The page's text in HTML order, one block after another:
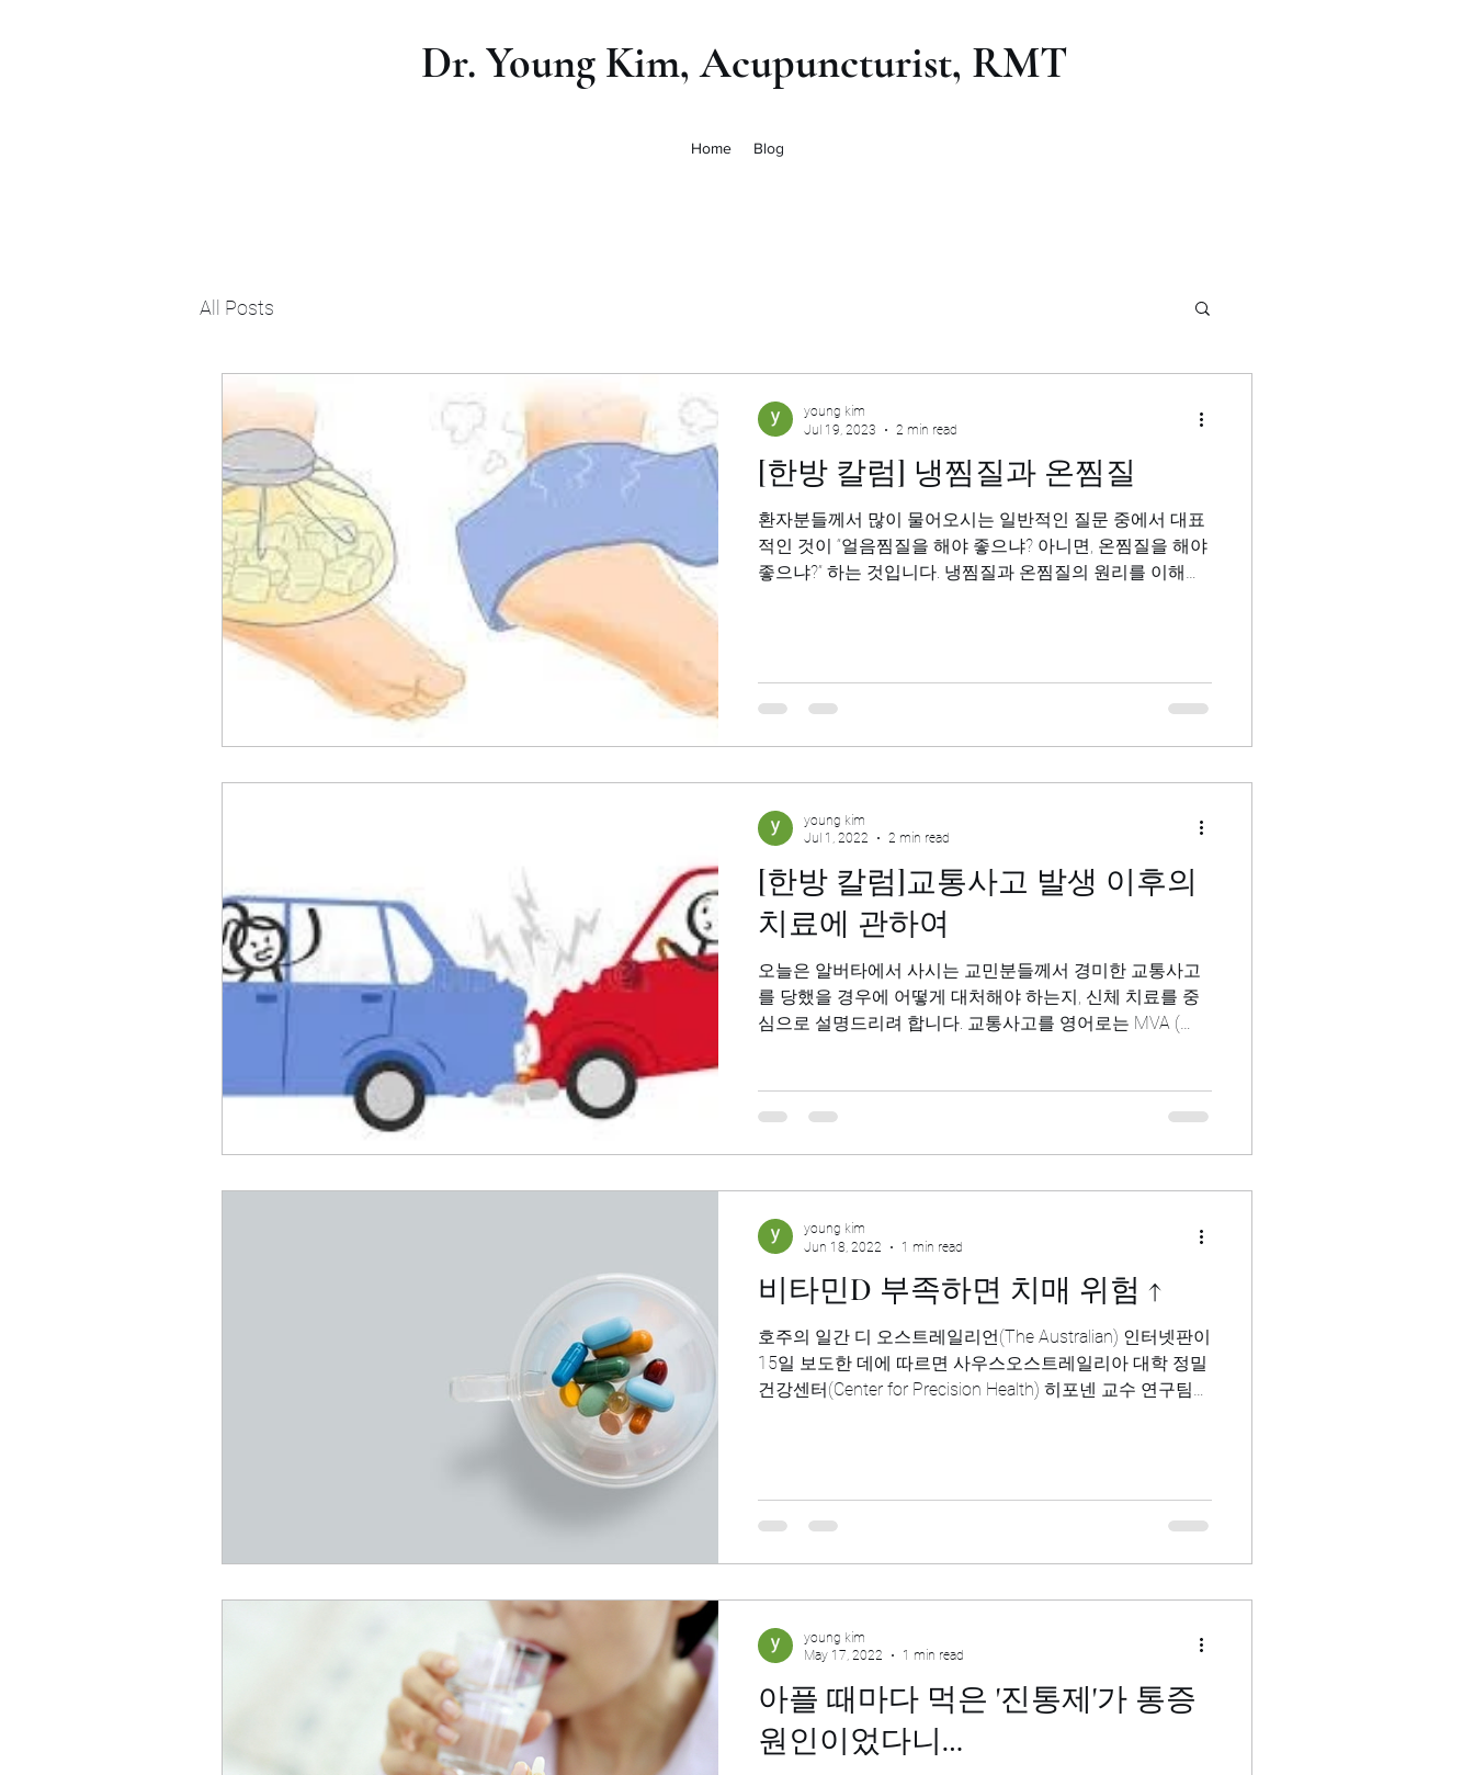
Dr. Young Kim, Acupuncturist, RMT
Home Blog
All Posts
[한방 칼럼] 냉찜질과 온찜질
환자분들께서 많이 물어오시는 일반적인 질문 중에서 대표
적인 것이 “얼음찜질을 해야 좋으냐? 아니면, 온찜질을 해야
좋으냐?” 하는 것입니다. 냉찜질과 온찜질의 원리를 이해하
young kim
Jul 19, 2023
2 min read
[한방 칼럼]교통사고 발생 이후의
치료에 관하여
오늘은 알버타에서 사시는 교민분들께서 경미한 교통사고
를 당했을 경우에 어떻게 대처해야 하는지, 신체 치료를 중
심으로 설명드리려 합니다. 교통사고를 영어로는 MVA (
young kim
Jul 1, 2022
2 min read
비타민D 부족하면 치매 위험 ↑
호주의 일간 디 오스트레일리언(The Australian) 인터넷판이
15일 보도한 데에 따르면 사우스오스트레일리아 대학 정밀
건강센터(Center for Precision Health) 히포넨 교수 연구팀이
young kim
Jun 18, 2022
1 min read
아플 때마다 먹은 '진통제'가 통증
원인이었다니…
young kim
May 17, 2022
1 min read